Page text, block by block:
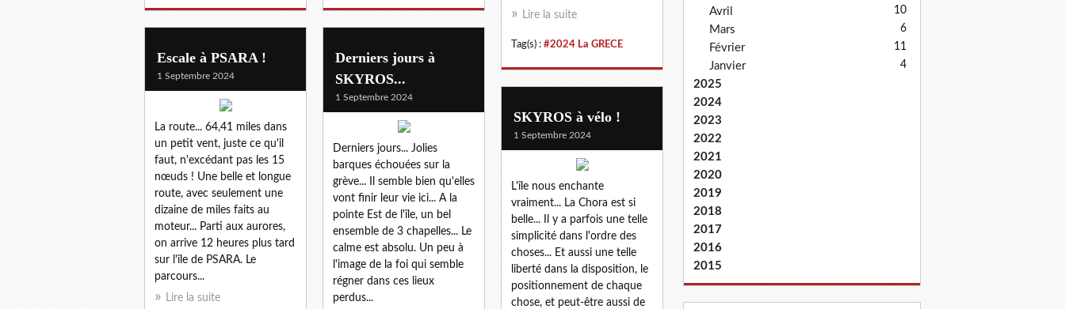
Lire la suite
Tag(s) : #2024 La GRECE
Escale à PSARA !
1 Septembre 2024
La route... 64,41 miles dans
un petit vent, juste ce qu'il
faut, n'excédant pas les 15
nœuds ! Une belle et longue
route, avec seulement une
dizaine de miles faits au
moteur... Parti aux aurores,
on arrive 12 heures plus tard
sur l'île de PSARA. Le
parcours...
Lire la suite
Derniers jours à
SKYROS...
1 Septembre 2024
Derniers jours... Jolies
barques échouées sur la
grève... Il semble bien qu'elles
vont finir leur vie ici... A la
pointe Est de l'île, un bel
ensemble de 3 chapelles... Le
calme est absolu. Un peu à
l'image de la foi qui semble
régner dans ces lieux
perdus...
SKYROS à vélo !
1 Septembre 2024
L'île nous enchante
vraiment... La Chora est si
belle... Il y a parfois une telle
simplicité dans l'ordre des
choses... Et aussi une telle
liberté dans la disposition, le
positionnement de chaque
chose, et peut-être aussi de
Avril 10
Mars 6
Février 11
Janvier 4
2025
2024
2023
2022
2021
2020
2019
2018
2017
2016
2015